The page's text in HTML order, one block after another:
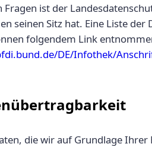
ist der
seinen Sitz hat. Eine Liste
folgendem Link
DE/Infothek/
die wir auf Grundlage